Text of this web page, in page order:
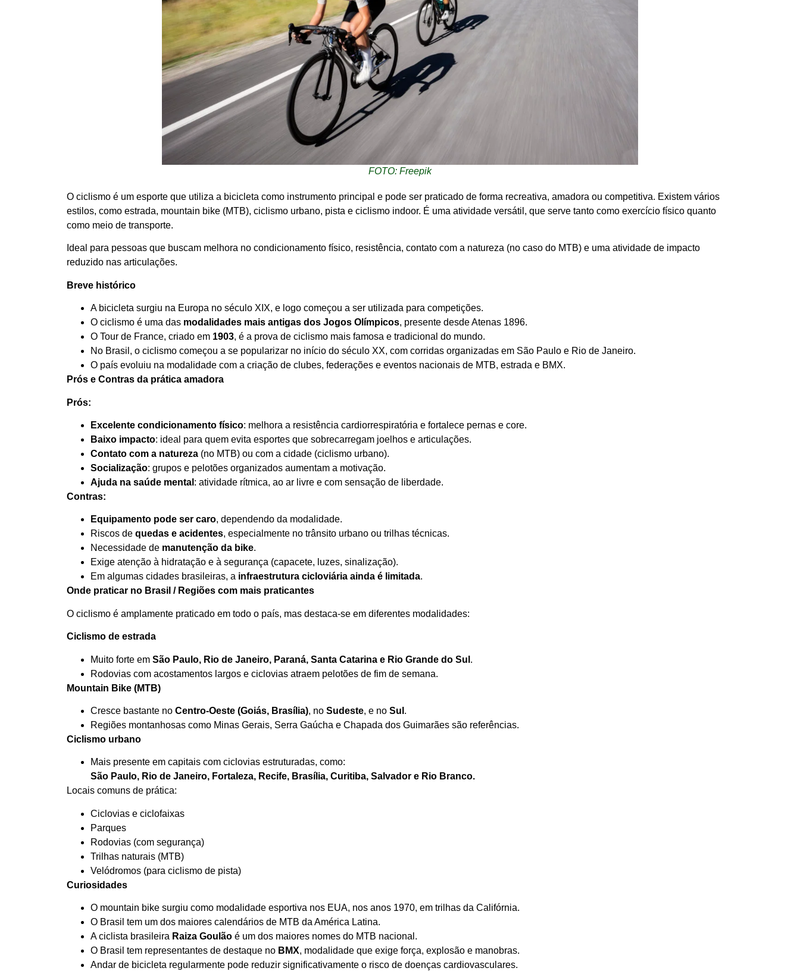
FOTO: Freepik
O ciclismo é um esporte que utiliza a bicicleta como instrumento principal e pode ser praticado de forma recreativa, amadora ou competitiva. Existem vários
estilos, como estrada, mountain bike (MTB), ciclismo urbano, pista e ciclismo indoor. É uma atividade versátil, que serve tanto como exercício físico quanto
como meio de transporte.
Ideal para pessoas que buscam melhora no condicionamento físico, resistência, contato com a natureza (no caso do MTB) e uma atividade de impacto
reduzido nas articulações.
Breve histórico
A bicicleta surgiu na Europa no século XIX, e logo começou a ser utilizada para competições.
O ciclismo é uma das modalidades mais antigas dos Jogos Olímpicos, presente desde Atenas 1896.
O Tour de France, criado em 1903, é a prova de ciclismo mais famosa e tradicional do mundo.
No Brasil, o ciclismo começou a se popularizar no início do século XX, com corridas organizadas em São Paulo e Rio de Janeiro.
O país evoluiu na modalidade com a criação de clubes, federações e eventos nacionais de MTB, estrada e BMX.
Prós e Contras da prática amadora
Prós:
Excelente condicionamento físico: melhora a resistência cardiorrespiratória e fortalece pernas e core.
Baixo impacto: ideal para quem evita esportes que sobrecarregam joelhos e articulações.
Contato com a natureza (no MTB) ou com a cidade (ciclismo urbano).
Socialização: grupos e pelotões organizados aumentam a motivação.
Ajuda na saúde mental : atividade rítmica, ao ar livre e com sensação de liberdade.
Contras:
Equipamento pode ser caro, dependendo da modalidade.
Riscos de quedas e acidentes, especialmente no trânsito urbano ou trilhas técnicas.
Necessidade de manutenção da bike.
Exige atenção à hidratação e à segurança (capacete, luzes, sinalização).
Em algumas cidades brasileiras, a infraestrutura cicloviária ainda é limitada.
Onde praticar no Brasil / Regiões com mais praticantes
O ciclismo é amplamente praticado em todo o país, mas destaca-se em diferentes modalidades:
Ciclismo de estrada
Muito forte em São Paulo, Rio de Janeiro, Paraná, Santa Catarina e Rio Grande do Sul .
Rodovias com acostamentos largos e ciclovias atraem pelotões de fim de semana.
Mountain Bike (MTB)
Cresce bastante no Centro-Oeste (Goiás, Brasília), no Sudeste, e no Sul .
Regiões montanhosas como Minas Gerais, Serra Gaúcha e Chapada dos Guimarães são referências.
Ciclismo urbano
Mais presente em capitais com ciclovias estruturadas, como:
São Paulo, Rio de Janeiro, Fortaleza, Recife, Brasília, Curitiba, Salvador e Rio Branco.
Locais comuns de prática:
Ciclovias e ciclofaixas
Parques
Rodovias (com segurança)
Trilhas naturais (MTB)
Velódromos (para ciclismo de pista)
Curiosidades
O mountain bike surgiu como modalidade esportiva nos EUA, nos anos 1970, em trilhas da Califórnia.
O Brasil tem um dos maiores calendários de MTB da América Latina.
A ciclista brasileira Raiza Goulão é um dos maiores nomes do MTB nacional.
O Brasil tem representantes de destaque no BMX, modalidade que exige força, explosão e manobras.
Andar de bicicleta regularmente pode reduzir significativamente o risco de doenças cardiovasculares.